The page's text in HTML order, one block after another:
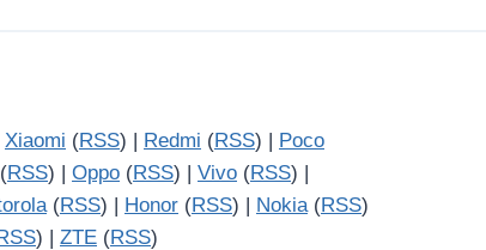
Xiaomi (RSS) | Redmi (RSS) | Poco
(RSS) | Oppo (RSS) | Vivo (RSS) |
(RSS) | Honor (RSS) | Nokia(RSS)
) | ZTE (RSS)